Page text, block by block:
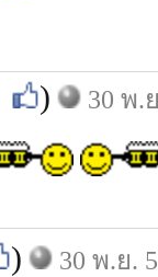
) 30 พ.
) 30 พ.ย.